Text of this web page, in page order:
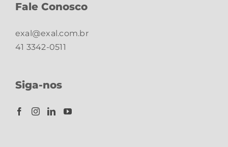
Fale Conosco
exal@exal.com.br
41 3342-0511
Siga-nos